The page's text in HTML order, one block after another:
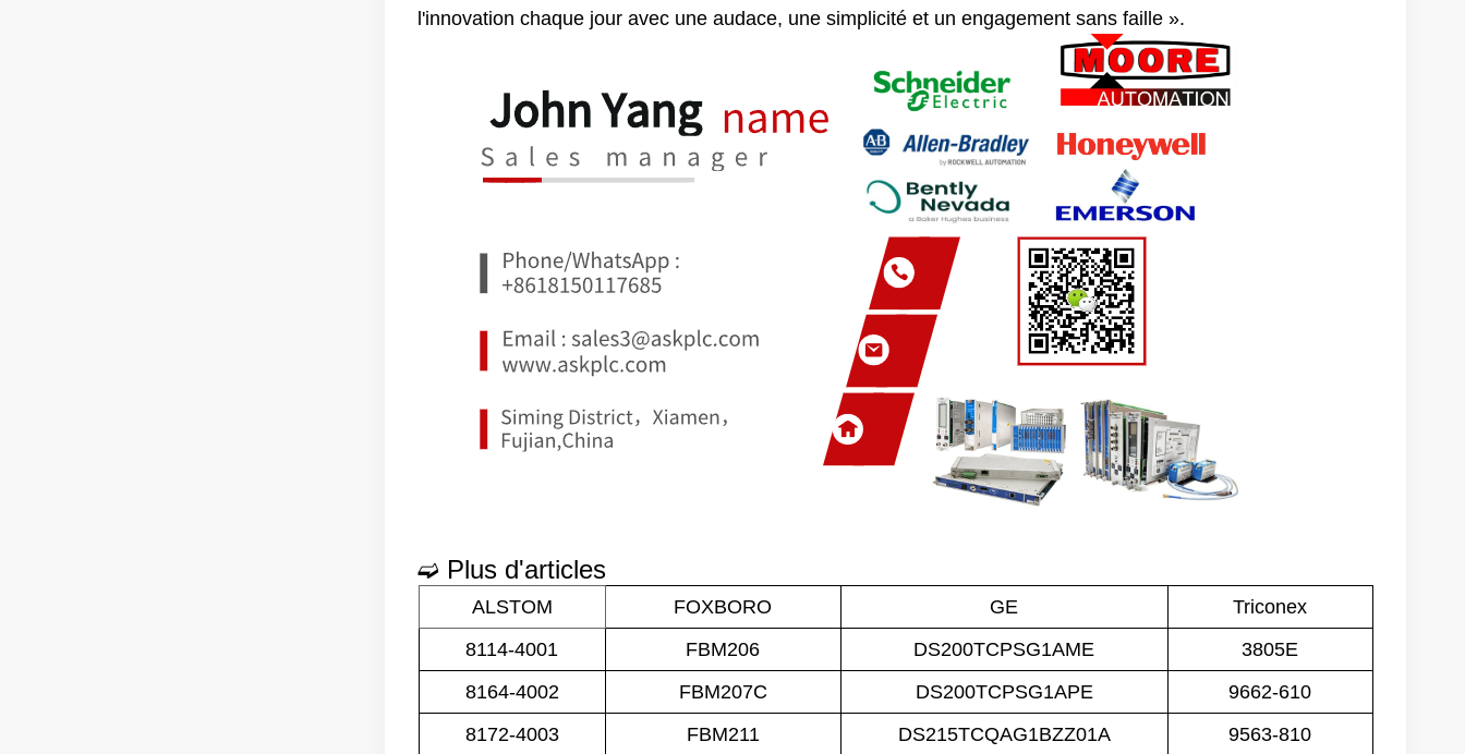
l'innovation chaque jour avec une audace, une simplicité et un engagement sans faille ».
➫ Plus d'articles
ALSTOM FOXBORO GE
Triconex
8114-4001
FBM206 DS200TCPSG1AME
3805E
8164-4002
FBM207C DS200TCPSG1APE
9662-610
8172-4003
FBM211 DS215TCQAG1BZZ01A 9563-810